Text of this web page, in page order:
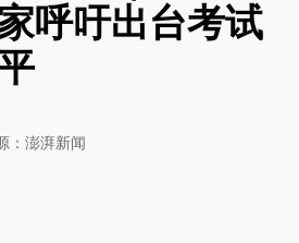
呼吁出台考试
： 澎湃新闻